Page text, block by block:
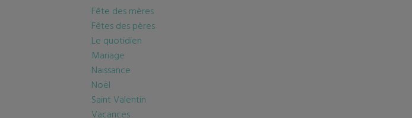
Fête des mères
Fêtes des pères
Le quotidien
Mariage
Naissance
Noël
Saint Valentin
Vacances